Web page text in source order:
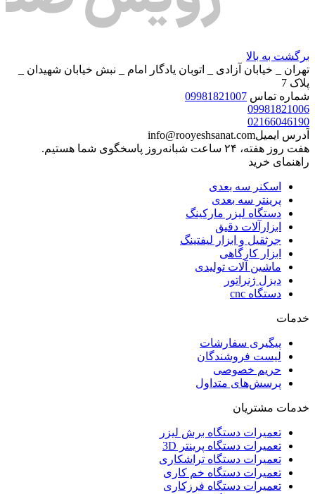
برگشت به بالا
تهران _ خیابان آزادی _ اتوبان یادگار امام _ نبش خیابان شهیدان _
پلاک 7
شماره تماس 09981821007
09981821006
02166046190
آدرس ایمیلinfo@rooyeshsanat.com
هفت روز هفته، ۲۴ ساعت شبانه‌روز پاسخگوی شما هستیم.
راهنمای خرید
اسکنر سه بعدی
پرینتر سه بعدی
دستگاه لیزر مارکینگ
ابزارآلات دقیق
جرثقیل و ابزار لیفتینگ
ابزار کارگاهی
ماشین آلات تولیدی
دیزل ژنراتور
دستگاه cnc
خدمات
پیگیری سفارشات
لیست فروشندگان
حریم خصوصی
پرسش‌های متداول
خدمات مشتریان
تعمیرات دستگاه برش لیزر
تعمیرات دستگاه پرینتر 3D
تعمیرات دستگاه تراشکاری
تعمیرات دستگاه خم کاری
تعمیرات دستگاه فرزکاری